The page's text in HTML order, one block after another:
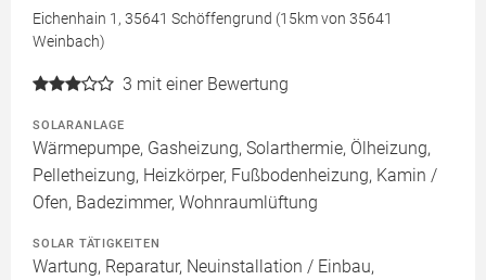
Eichenhain 1, 35641 Schöffengrund (15km von 35641
Weinbach)
3 mit einer Bewertung
SOLARANLAGE
Wärmepumpe, Gasheizung, Solarthermie, Ölheizung,
Pelletheizung, Heizkörper, Fußbodenheizung, Kamin /
Ofen, Badezimmer, Wohnraumlüftung
SOLAR TÄTIGKEITEN
Wartung, Reparatur, Neuinstallation / Einbau,